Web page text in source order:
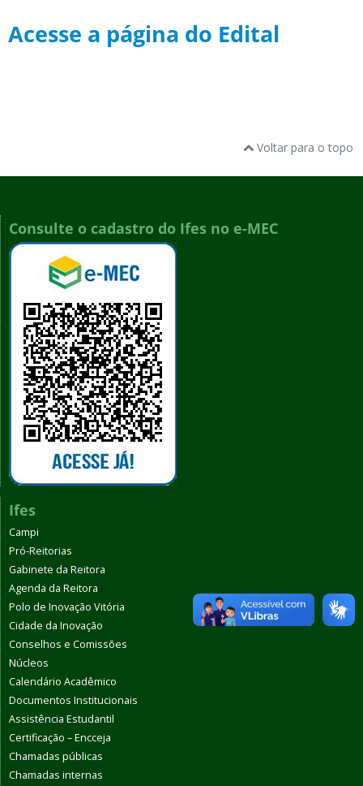
Acesse a página do Edital
Voltar para o topo
Consulte o cadastro do Ifes no e-MEC
Ifes
Campi
Pró-Reitorias
Gabinete da Reitora
Agenda da Reitora
Polo de Inovação Vitória
Cidade da Inovação
Conselhos e Comissões
Núcleos
Calendário Acadêmico
Documentos Institucionais
Assistência Estudantil
Certificação – Encceja
Chamadas públicas
Chamadas internas